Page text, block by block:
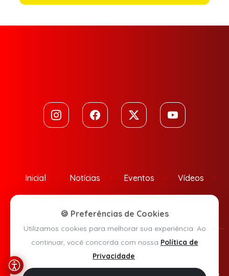
Inicial Notícias Eventos Vídeos
Política de Privacidade
Agora Sudoeste © 2026 - Todos os direitos reservados.
🍪 Preferências de Cookies
Utilizamos cookies para melhorar sua experiência. Ao
continuar, você concorda com nossa Política de
Privacidade.